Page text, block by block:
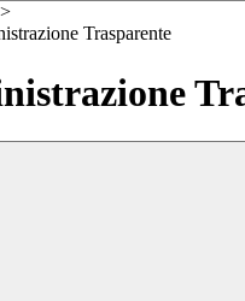
>
Trasparente